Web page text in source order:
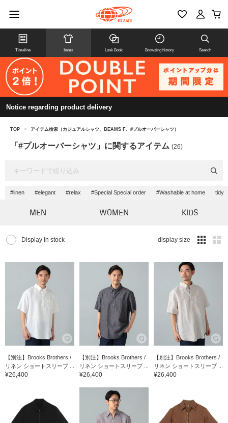
Timeline Items Look Book Browsing history Search
Notice regarding product delivery
TOP > アイテム検索（カジュアルシャツ、BEAMS F、#プルオーバーシャツ）
「#プルオーバーシャツ」に関するアイテム (26)
#linen #elegant #relax #Special Special order #Washable at home tidy
MEN WOMEN KIDS
Display In stock display size
【別注】Brooks Brothers /
リネン ショートスリーブ ...
¥26,400
【別注】Brooks Brothers /
リネン ショートスリーブ ...
¥26,400
【別注】Brooks Brothers /
リネン ショートスリーブ ...
¥26,400